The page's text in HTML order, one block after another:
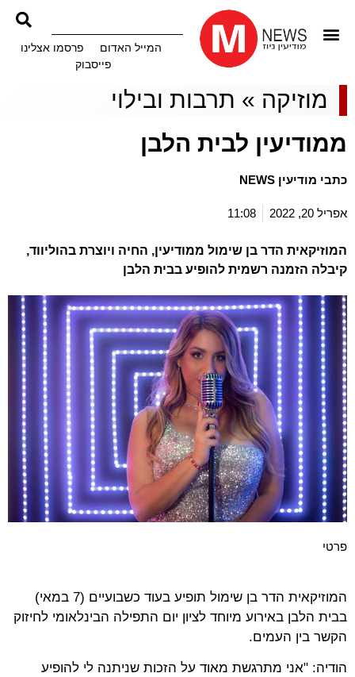
המייל האדום
פרסמו אצלינו
פייסבוק
מוזיקה » תרבות ובילוי
ממודיעין לבית הלבן
כתבי מודיעין NEWS
אפריל 20, 2022 11:08
המוזיקאית הדר בן שימול ממודיעין, החיה ויוצרת בהוליווד,
קיבלה הזמנה רשמית להופיע בבית הלבן
פרטי
המוזיקאית הדר בן שימול תופיע בעוד כשבועיים (7 במאי)
בבית הלבן באירוע מיוחד לציון יום התפילה הבינלאומי לחיזוק
הקשר בין העמים.
הודיה: "אני מתרגשת מאוד על הזכות שניתנה לי להופיע